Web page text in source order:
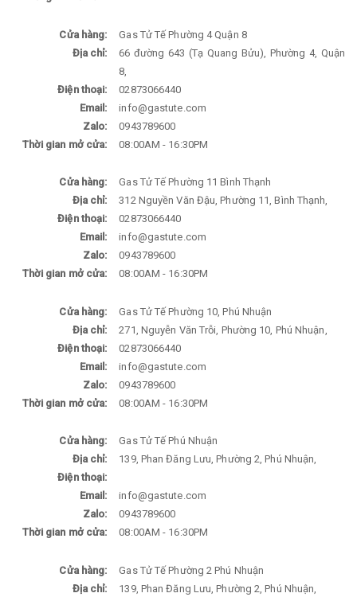
Cửa hàng:
Gas Tử Tế Phường 4 Quận 8
Địa chỉ:
66 đường 643 (Tạ Quang Bửu), Phường 4, Quận
8,
Điện thoại:
02873066440
Email:
info@gastute.com
Zalo:
0943789600
Thời gian mở cửa:
08:00AM - 16:30PM
Cửa hàng:
Gas Tử Tế Phường 11 Bình Thạnh
Địa chỉ:
312 Nguyền Văn Đậu, Phường 11, Bình Thạnh,
Điện thoại:
02873066440
Email:
info@gastute.com
Zalo:
0943789600
Thời gian mở cửa:
08:00AM - 16:30PM
Cửa hàng:
Gas Tử Tế Phường 10, Phú Nhuận
Địa chỉ:
271, Nguyễn Văn Trỗi, Phường 10, Phú Nhuận,
Điện thoại:
02873066440
Email:
info@gastute.com
Zalo:
0943789600
Thời gian mở cửa:
08:00AM - 16:30PM
Cửa hàng:
Gas Tử Tế Phú Nhuận
Địa chỉ:
139, Phan Đăng Lưu, Phường 2, Phú Nhuận,
Điện thoại:
Email:
info@gastute.com
Zalo:
0943789600
Thời gian mở cửa:
08:00AM - 16:30PM
Cửa hàng:
Gas Tử Tế Phường 2 Phú Nhuận
Địa chỉ:
139, Phan Đăng Lưu, Phường 2, Phú Nhuận,